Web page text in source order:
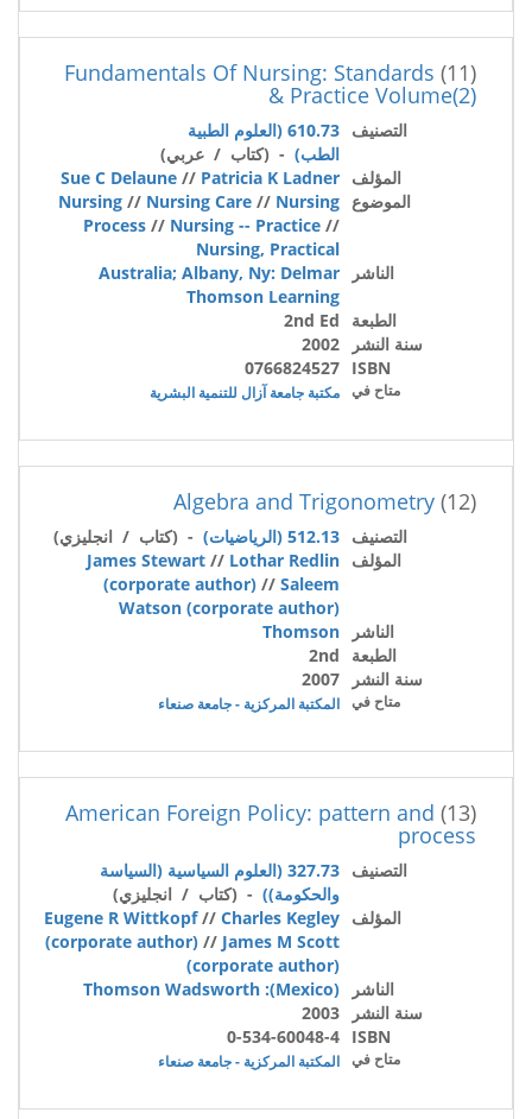
(11)
Fundamentals Of Nursing: Standards
& Practice Volume(2)
التصنيف
610.73 (العلوم الطبية
الطب) - (كتاب / عربي)
المؤلف
Sue C Delaune // Patricia K Ladner
الموضوع
Nursing // Nursing Care // Nursing
Process // Nursing -- Practice //
Nursing, Practical
الناشر
Australia; Albany, Ny: Delmar
Thomson Learning
الطبعة
2nd Ed
سنة النشر
2002
ISBN
0766824527
متاح في مكتبة جامعة آزال للتنمية البشرية
(12)
Algebra and Trigonometry
التصنيف 512.13 (الرياضيات)
- (كتاب / انجليزي)
المؤلف
James Stewart // Lothar Redlin
(corporate author) // Saleem
Watson (corporate author)
الناشر
Thomson
الطبعة
2nd
سنة النشر
2007
متاح في المكتبة المركزية - جامعة صنعاء
(13)
American Foreign Policy: pattern and
process
التصنيف
327.73 (العلوم السياسية (السياسة
والحكومة)) - (كتاب / انجليزي)
المؤلف
Eugene R Wittkopf// Charles Kegley
(corporate author) // James M Scott
(corporate author)
الناشر
(Mexico): Thomson Wadsworth
سنة النشر
2003
ISBN
0-534-60048-4
متاح في المكتبة المركزية - جامعة صنعاء